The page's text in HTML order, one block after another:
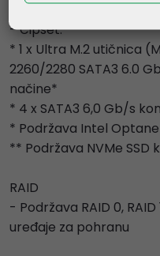
Skladištenje
- Čipset:
* 1 x Ultra M.2 utičnica
2260/2280 SATA3 6.0
načine*
* 4 x SATA3 6,0 Gb/s
* Podržava Intel
** Podržava NVMe
RAID
- Podržava RAID 0, RAID
uređaje za pohranu